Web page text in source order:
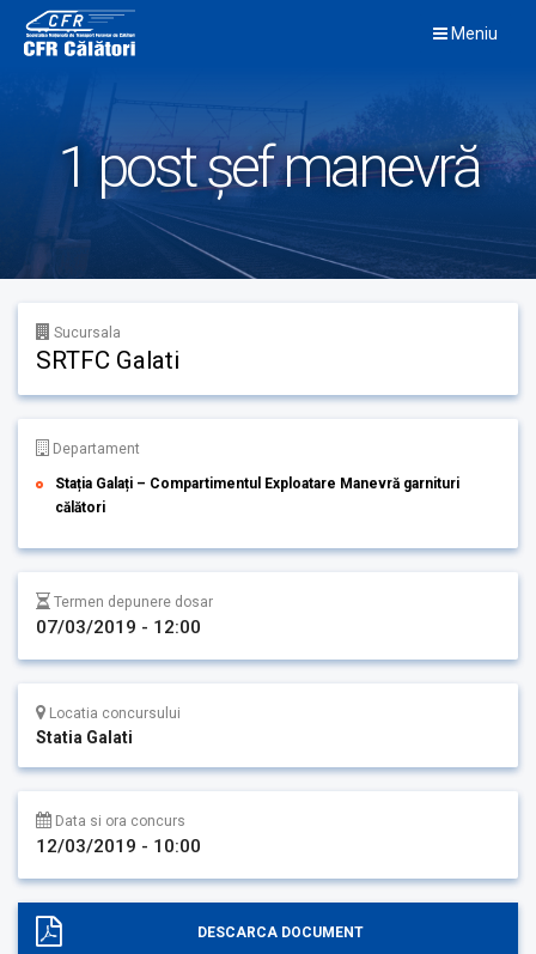
content
Meniu
1 post șef manevră
Sucursala
SRTFC Galati
Departament
Stația Galați – Compartimentul Exploatare Manevră garnituri
călători
Termen depunere dosar
07/03/2019 - 12:00
Locatia concursului
Statia Galati
Data si ora concurs
12/03/2019 - 10:00
DESCARCA DOCUMENT